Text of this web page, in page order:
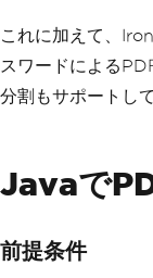
これに加えて、
スワードによる
分割もサポートし
Javaで
前提条件